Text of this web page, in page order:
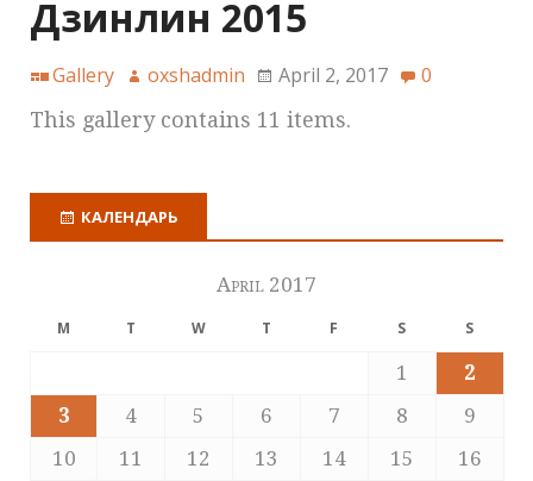
Дзинлин 2015
Gallery oxshadmin April 2, 2017 0
This gallery contains 11 items.
КАЛЕНДАРЬ
April 2017
M T W T F S S
1
2
3
4 5 6 7 8
9
10
11 12 13 14 15
16